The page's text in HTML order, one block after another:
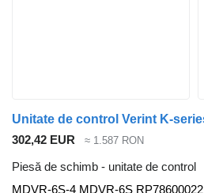
302,42 EUR ≈ 1.587 RON
Piesă de schimb - unitate de control
MDVR-6S-4 MDVR-6S RP78600022